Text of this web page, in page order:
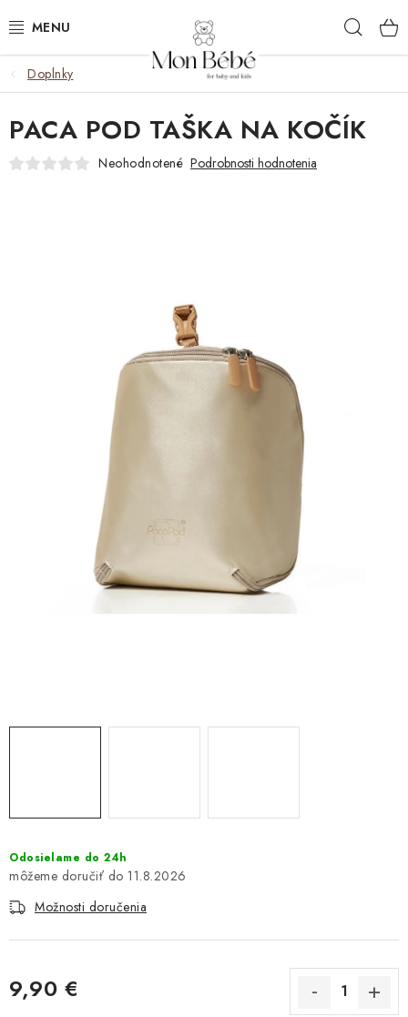
na
ZĽAVY
OBLEČENIE
VÝBAVA
DARČEKOVÉ BOXY
Všeobecné obchodné podmienky
Blog
Reklamačný poriadok
Podmienky ochrany osobných údajov a poučenie o cookies
Formulár na odstúpenie od zmluvy
Reklamačný formulár
Moja objednávka
Doplnky
Odosielame do 24h
11.8.2026
Možnosti doručenia
9,90 €
PACA POD TAŠKA NA KOČÍK
Neohodnotené Podrobnosti hodnotenia